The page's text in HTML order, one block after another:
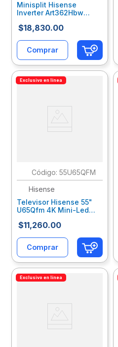
Minisplit Hisense
Inverter Art362Hbw
Hslmiiab056
$18,830.00
Comprar
Exclusivo en línea
: 55U65QFM
Hisense
Televisor Hisense 55"
U65Qfm 4K Mini-Led
Hseteeab104
$11,260.00
Comprar
Exclusivo en línea